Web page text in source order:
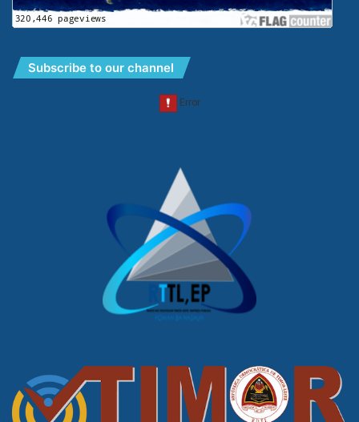
Subscribe to our channel